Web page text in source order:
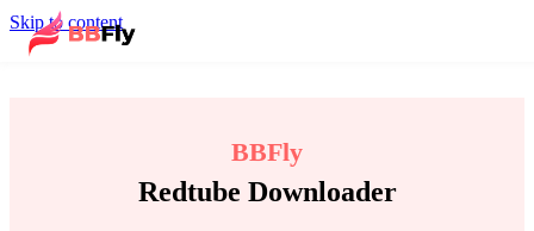
Skip to content
BBFly
Redtube Downloader